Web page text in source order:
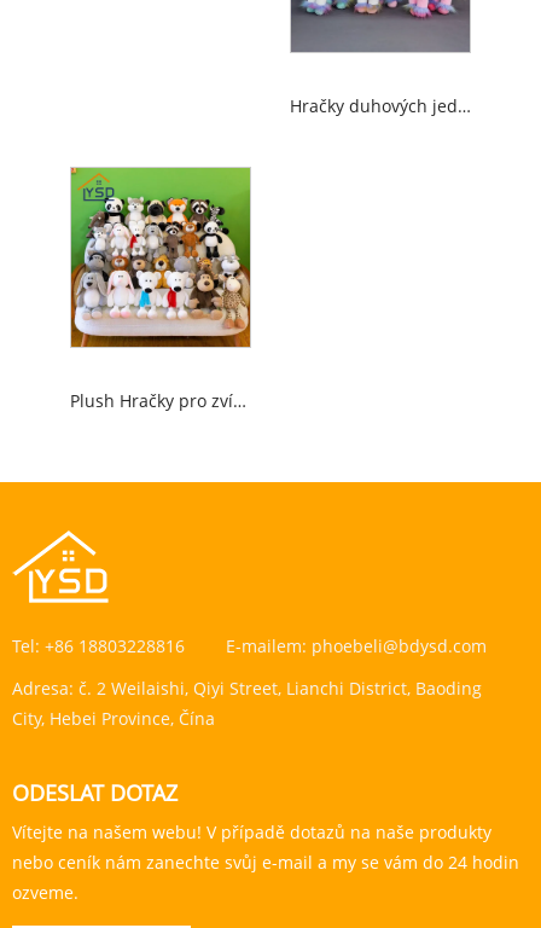
Hračky duhových jednoroženských hraček
Plush Hračky pro zvířata z džungle
Tel: +86 18803228816 E-mailem: phoebeli@bdysd.com
Adresa: č. 2 Weilaishi, Qiyi Street, Lianchi District, Baoding
City, Hebei Province, Čína
ODESLAT DOTAZ
Vítejte na našem webu! V případě dotazů na naše produkty
nebo ceník nám zanechte svůj e-mail a my se vám do 24 hodin
ozveme.